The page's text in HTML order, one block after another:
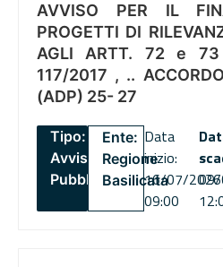
AVVISO PER IL
PROGETTI DI
AGLI ARTT. 72 e
117/2017 , ..
(ADP) 25- 27
Tipo:
Avviso
Pubblico
Ente:
Regione
Basilicata
Data
inizio:
16/07/2026
09:00